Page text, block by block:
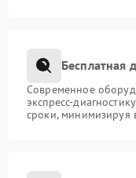
Бесплатная
Современное
экспресс-
сроки, минимизируя